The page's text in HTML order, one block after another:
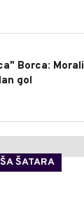
Borca: Morali
gol
ŠATARA